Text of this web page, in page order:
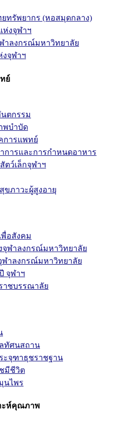
ทรัพยากร (หอสมุดกลาง)
งจุฬาฯ
าลงกรณ์มหาวิทยาลัย
จุฬาฯ
ย์
ตกรรม
พบำบัด
การแพทย์
การและการกำหนดอาหาร
ตว์เล็กจุฬาฯ
ขภาวะผู้สูงอายุ
อสังคม
จุฬาลงกรณ์มหาวิทยาลัย
ฬาลงกรณ์มหาวิทยาลัย
จุฬาฯ
าชบรรณาลัย
ศนสถาน
จุฑาธุชราชฐาน
มีชีวิต
ไพร
ะห์คุณภาพ